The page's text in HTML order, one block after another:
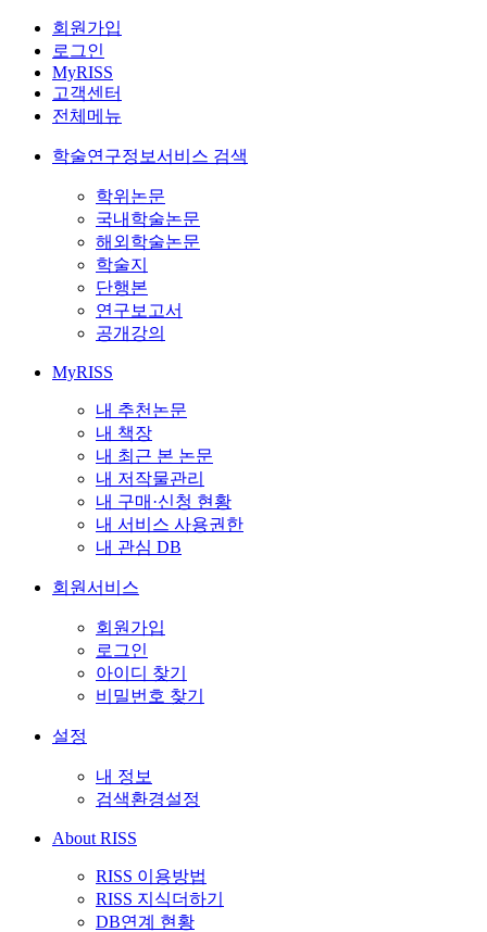
회원가입
로그인
MyRISS
고객센터
전체메뉴
학술연구정보서비스 검색
학위논문
국내학술논문
해외학술논문
학술지
단행본
연구보고서
공개강의
MyRISS
내 추천논문
내 책장
내 최근 본 논문
내 저작물관리
내 구매·신청 현황
내 서비스 사용권한
내 관심 DB
회원서비스
회원가입
로그인
아이디 찾기
비밀번호 찾기
설정
내 정보
검색환경설정
About RISS
RISS 이용방법
RISS 지식더하기
DB연계 현황